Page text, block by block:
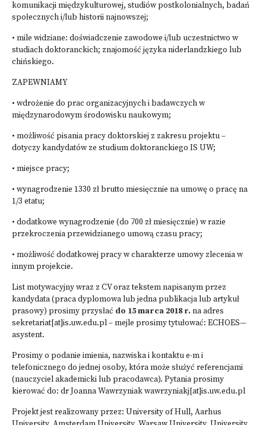
komunikacji międzykulturowej, studiów postkolonialnych, badań
społecznych i/lub historii najnowszej;
• mile widziane: doświadczenie zawodowe i/lub uczestnictwo w
studiach doktoranckich; znajomość języka niderlandzkiego lub
chińskiego.
ZAPEWNIAMY
• wdrożenie do prac organizacyjnych i badawczych w
międzynarodowym środowisku naukowym;
• możliwość pisania pracy doktorskiej z zakresu projektu –
dotyczy kandydatów ze studium doktoranckiego IS UW;
• miejsce pracy;
• wynagrodzenie 1330 zł brutto miesięcznie na umowę o pracę na
1/3 etatu;
• dodatkowe wynagrodzenie (do 700 zł miesięcznie) w razie
przekroczenia przewidzianego umową czasu pracy;
• możliwość dodatkowej pracy w charakterze umowy zlecenia w
innym projekcie.
List motywacyjny wraz z CV oraz tekstem napisanym przez
kandydata (praca dyplomowa lub jedna publikacja lub artykuł
prasowy) prosimy przysłać do 15 marca 2018 r.na adres
sekretariat[at]is.uw.edu.pl – mejle prosimy tytułować: ECHOES—
asystent.
Prosimy o podanie imienia, nazwiska i kontaktu e-m i
telefonicznego do jednej osoby, która może służyć referencjami
(nauczyciel akademicki lub pracodawca). Pytania prosimy
kierować do: dr Joanna Wawrzyniak wawrzyniakj[at]is.uw.edu.pl
Projekt jest realizowany przez: University of Hull, Aarhus